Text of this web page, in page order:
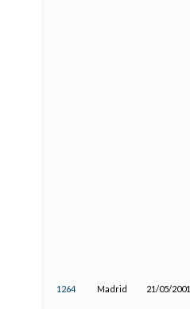
1264 Madrid 21/05/2001